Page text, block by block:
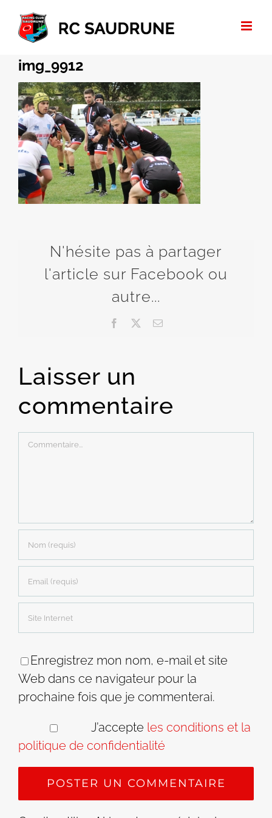
Passer
contenu
img_9912
N'hésite pas à partager
l'article sur Facebook ou
autre...
Facebook Email
Laisser un
commentaire
Commentaire
Enregistrez mon nom, e-mail et site
Web dans ce navigateur pour la
prochaine fois que je commenterai.
J’accepte les conditions et la
politique de confidentialité